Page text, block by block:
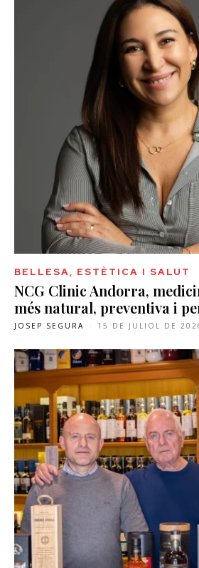
BELLESA, ESTÈTICA I SALUT
NCG Clinic Andorra,
més natural, preventiva i
JOSEP SEGURA - 15 DE JULIOL DE